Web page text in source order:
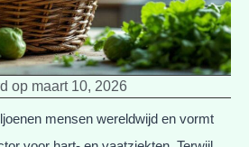
op maart 10, 2026
mensen wereldwijd en vormt